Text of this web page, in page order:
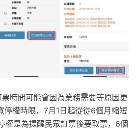
時間可能會因為業務需要等原因更
停權時限，7月1日起從從6個月縮短
權是為提醒民眾訂票後要取票，6個